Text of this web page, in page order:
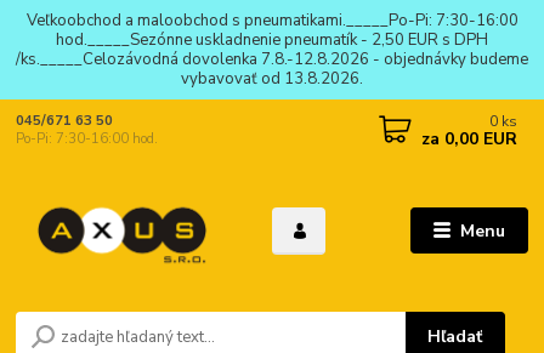
Veľkoobchod a maloobchod s pneumatikami._____Po-Pi: 7:30-16:00
hod._____Sezónne uskladnenie pneumatík - 2,50 EUR s DPH
/ks._____Celozávodná dovolenka 7.8.-12.8.2026 - objednávky budeme
vybavovať od 13.8.2026.
Menu
Hľadať
045/671 63 50
Po-Pi: 7:30-16:00 hod.
0 ks
za 0,00 EUR